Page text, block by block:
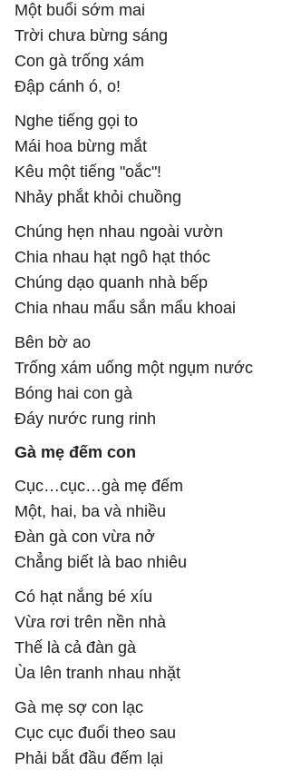
Một buổi sớm mai
Trời chưa bừng sáng
Con gà trống xám
Đập cánh ó, o!
Nghe tiếng gọi to
Mái hoa bừng mắt
Kêu một tiếng "oắc"!
Nhảy phắt khỏi chuồng
Chúng hẹn nhau ngoài vườn
Chia nhau hạt ngô hạt thóc
Chúng dạo quanh nhà bếp
Chia nhau mẩu sắn mẩu khoai
Bên bờ ao
Trống xám uống một ngụm nước
Bóng hai con gà
Đáy nước rung rinh
Gà mẹ đếm con
Cục…cục…gà mẹ đếm
Một, hai, ba và nhiều
Đàn gà con vừa nở
Chẳng biết là bao nhiêu
Có hạt nắng bé xíu
Vừa rơi trên nền nhà
Thế là cả đàn gà
Ùa lên tranh nhau nhặt
Gà mẹ sợ con lạc
Cục cục đuổi theo sau
Phải bắt đầu đếm lại